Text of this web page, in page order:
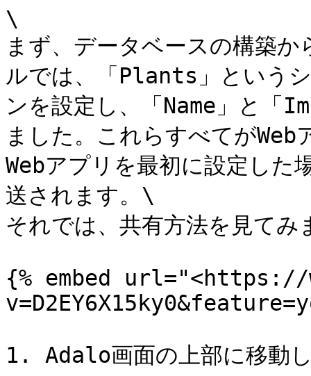
\
まず、データベースの構築
ルでは、「Plants」という
ンを設定し、「Name」と「
ました。これらすべてが
Webアプリを最初に設定した
送されます。\
それでは、共有方法を見てみ
{% embed url="<https://
1. Adalo画面の上部に移動